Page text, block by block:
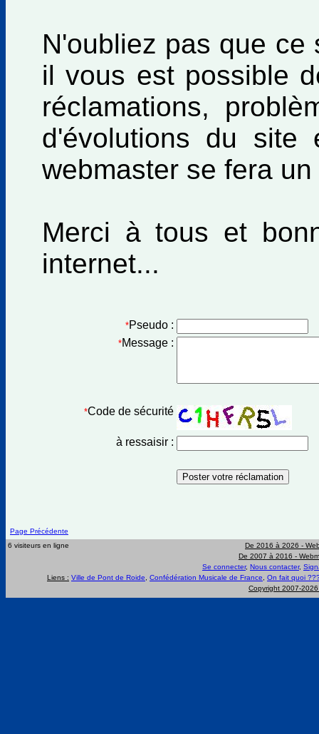
N'oubliez pas que
il vous est possible
réclamations,
d'évolutions du site
webmaster se fera
Merci à tous et
internet...
*Pseudo :
*Message :
*Code de sécurité
à ressaisir :
Page Précédente
6 visiteurs en ligne
De 2016 à 2026 -
De 2007 à 2016 -
Se connecter, Nous contacter,
Liens : Ville de Pont de Roide Confédération Musicale de France
On fait quoi
Copyright 2007-